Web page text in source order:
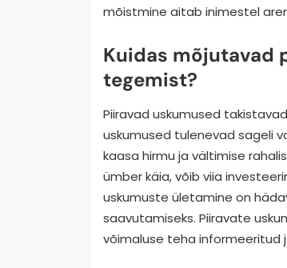
mõistmine aitab inimestel
Kuidas mõjutavad
tegemist?
Piiravad uskumused
uskumused tulenevad sageli
kaasa hirmu ja vältimise
ümber käia, võib viia
uskumuste ületamine on
saavutamiseks. Piiravate
võimaluse teha informeeritud